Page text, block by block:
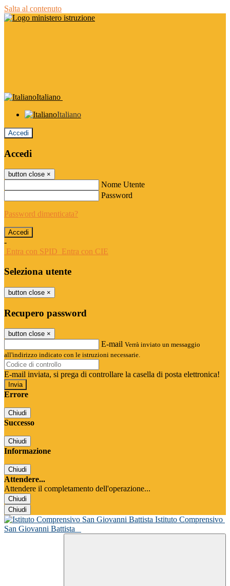
Salta al contenuto
Italiano
Italiano
Accedi
Accedi
button close ×
Nome Utente
Password
Password dimenticata?
-
Entra con SPID Entra con CIE
Seleziona utente
button close ×
Recupero password
button close ×
E-mail Verrà inviato un messaggio
all'indirizzo indicato con le istruzioni necessarie.
E-mail inviata, si prega di controllare la casella di posta elettronica!
Errore
Chiudi
Successo
Chiudi
Informazione
Chiudi
Attendere...
Attendere il completamento dell'operazione...
Chiudi
Chiudi
Istituto Comprensivo
San Giovanni Battista